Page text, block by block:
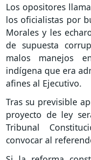
Los opositores
los oficialistas por
Morales y les
de supuesta
malos manejos
indígena que era
afines al Ejecutivo.
Tras su previsible
proyecto de ley
Tribunal
convocar al